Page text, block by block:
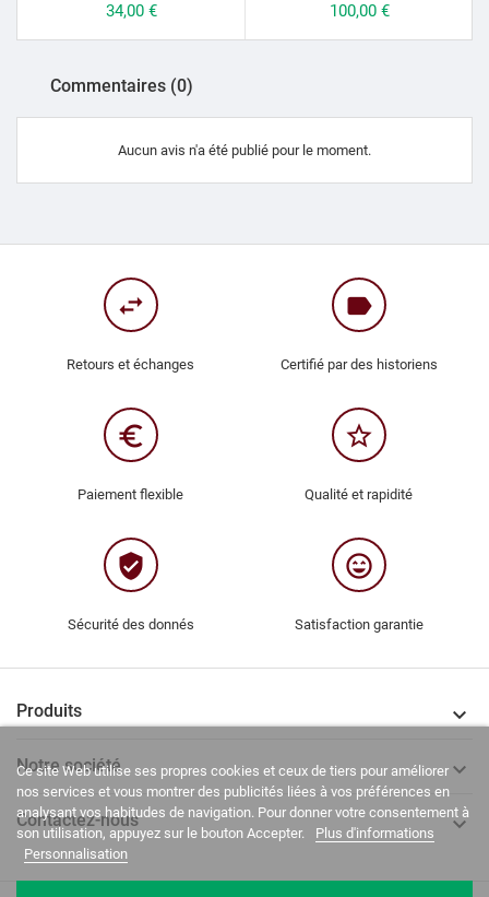
Prix
34,00 € Prix
100,00 €
Commentaires (0)
Aucun avis n'a été publié pour le moment.
swap_horiz
Retours et échanges
label
Certifié par des historiens
euro_symbol
Paiement flexible
star_border
Qualité et rapidité
verified_user
Sécurité des donnés
sentiment_very_satisfied
Satisfaction garantie
Produits 
Notre société 
Contactez-nous 
Ce site Web utilise ses propres cookies et ceux de tiers pour améliorer
nos services et vous montrer des publicités liées à vos préférences en
analysant vos habitudes de navigation. Pour donner votre consentement à
son utilisation, appuyez sur le bouton Accepter.
Plus d'informations
Personnalisation